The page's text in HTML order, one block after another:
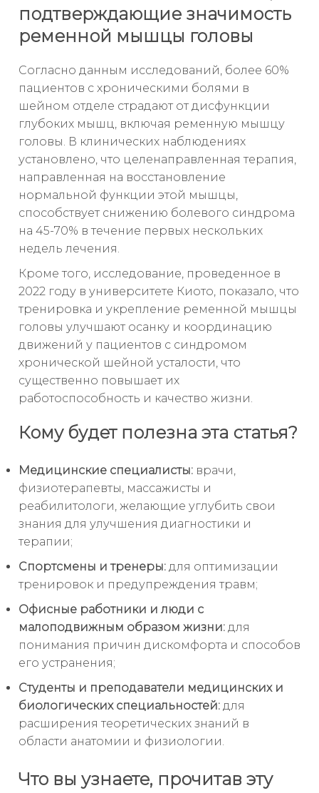
подтверждающие значимость
ременной мышцы головы
Согласно данным исследований, более 60%
пациентов с хроническими болями в
шейном отделе страдают от дисфункции
глубоких мышц, включая ременную мышцу
головы. В клинических наблюдениях
установлено, что целенаправленная терапия,
направленная на восстановление
нормальной функции этой мышцы,
способствует снижению болевого синдрома
на 45-70% в течение первых нескольких
недель лечения.
Кроме того, исследование, проведенное в
2022 году в университете Киото, показало, что
тренировка и укрепление ременной мышцы
головы улучшают осанку и координацию
движений у пациентов с синдромом
хронической шейной усталости, что
существенно повышает их
работоспособность и качество жизни.
Кому будет полезна эта статья?
Медицинские специалисты: врачи,
физиотерапевты, массажисты и
реабилитологи, желающие углубить свои
знания для улучшения диагностики и
терапии;
Спортсмены и тренеры: для оптимизации
тренировок и предупреждения травм;
Офисные работники и люди с
малоподвижным образом жизни: для
понимания причин дискомфорта и способов
его устранения;
Студенты и преподаватели медицинских и
биологических специальностей: для
расширения теоретических знаний в
области анатомии и физиологии.
Что вы узнаете, прочитав эту